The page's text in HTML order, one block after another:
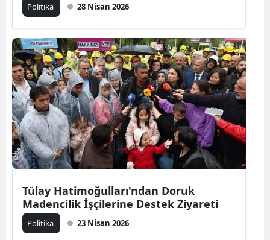
Politika 28 Nisan 2026
Tülay Hatimoğulları'ndan Doruk
Madencilik İşçilerine Destek Ziyareti
Politika 23 Nisan 2026